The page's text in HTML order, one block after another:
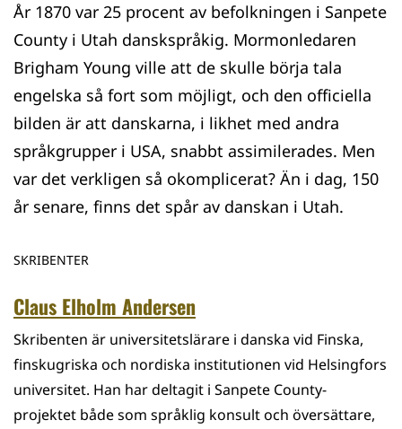
År 1870 var 25 procent av befolkningen i Sanpete
County i Utah danskspråkig. Mormonledaren
Brigham Young ville att de skulle börja tala
engelska så fort som möjligt, och den officiella
bilden är att danskarna, i likhet med andra
språkgrupper i USA, snabbt assimilerades. Men
var det verkligen så okomplicerat? Än i dag, 150
år senare, finns det spår av danskan i Utah.
SKRIBENTER
Claus Elholm Andersen
Skribenten är universitetslärare i danska vid Finska,
finskugriska och nordiska institutionen vid Helsingfors
universitet. Han har deltagit i Sanpete County-
projektet både som språklig konsult och översättare,